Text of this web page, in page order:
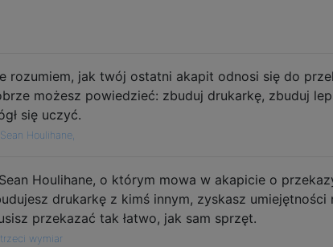
rozumiem, jak twój ostatni akapit odnosi się do
możesz powiedzieć: zbuduj drukarkę, zbuduj
się uczyć.
Sean Houlihane,
Houlihane, o którym mowa w akapicie o
drukarkę z kimś innym, zyskasz
przekazać tak łatwo, jak sam sprzęt.
trzeci wymiar